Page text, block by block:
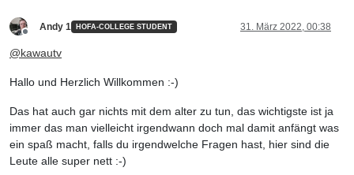
Andy 1 HOFA-COLLEGE STUDENT 31. März 2022, 00:38
@kawautv
Hallo und Herzlich Willkommen :-)
Das hat auch gar nichts mit dem alter zu tun, das wichtigste ist ja
immer das man vielleicht irgendwann doch mal damit anfängt was
ein spaß macht, falls du irgendwelche Fragen hast, hier sind die
Leute alle super nett :-)